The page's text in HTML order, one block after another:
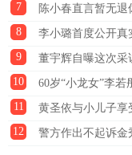
7
陈小春直言暂无
8
李小璐首度公开真
9
董宇辉自曝这次采
10
60岁“小龙女”李
得”；医生急劝：这三类
11
黄圣依与小儿子享
12
警方作出不起诉金